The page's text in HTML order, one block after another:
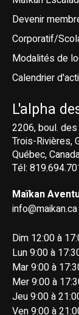
Devenir
Corporatif/
Modalités de
Calendrier
L'alpha
2206, boul. des
Trois-Rivières,
Québec,
Tél:
Maïkan
info@maikan.ca
Dim 12:00 à
Lun 9:00 à
Mar 9:00 à
Mer 9:00 à
Jeu 9:00 à
Ven 9:00 à